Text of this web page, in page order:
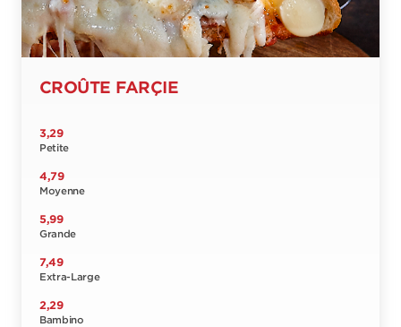
CROÛTE FARÇIE
3,29
Petite
4,79
Moyenne
5,99
Grande
7,49
Extra-Large
2,29
Bambino